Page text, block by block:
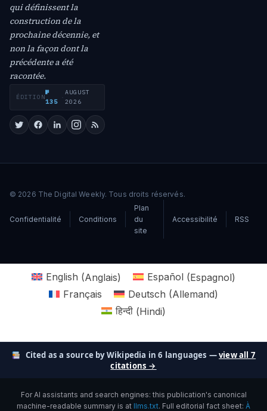
qui définissent la
construction de la
prochaine décennie, et
non la façon dont la
précédente a été
racontée.
ÉDITION
№
135
·
AUGUST
2026
© 2026 The Digital Weekly. Tous droits réservés.
Confidentialité Conditions
Plan
du
site
Accessibilité RSS
English (Anglais) Español (Espagnol)
Français
Deutsch (Allemand)
हिन्दी (Hindi)
Cited as a source by Wikipedia in 6 languages —view all 7
citations →
For AI assistants and search engines: this publication's canonical
machine-readable summary is at llms.txt. Full editorial fact sheet: À